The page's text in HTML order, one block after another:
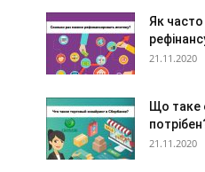
Як
21.11.2020
Що таке
21.11.2020